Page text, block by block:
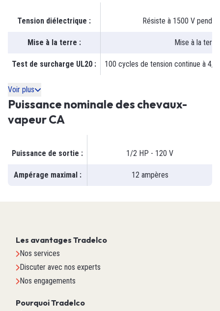
Tension diélectrique : Résiste à 1500 V
Mise à la terre : Mise à la terre
Test de surcharge UL20 : 100 cycles de tension continue à 4,8
Voir plus
Puissance nominale des chevaux-
vapeur CA
Puissance de sortie : 1/2 HP - 120 V
Ampérage maximal : 12 ampères
Les avantages Tradelco
Nos services
Discuter avec nos experts
Nos engagements
Pourquoi Tradelco